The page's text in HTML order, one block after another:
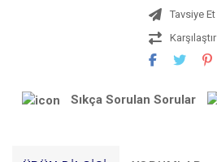
Tavsiye Et
Karşılaştır
Sıkça Sorulan Sorular